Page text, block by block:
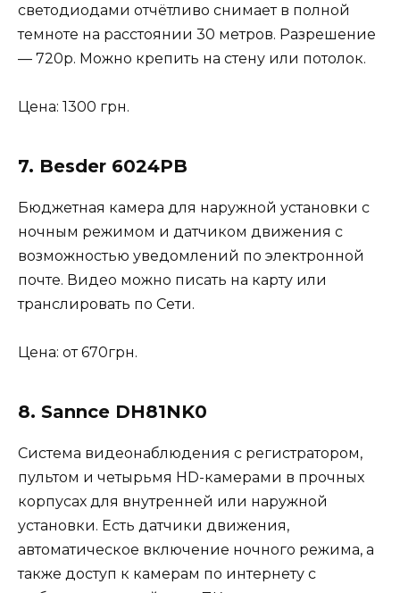
светодиодами отчётливо снимает в полной
темноте на расстоянии 30 метров. Разрешение
— 720p. Можно крепить на стену или потолок.
Цена: 1300 грн.
7. Besder 6024PB
Бюджетная камера для наружной установки с
ночным режимом и датчиком движения с
возможностью уведомлений по электронной
почте. Видео можно писать на карту или
транслировать по Сети.
Цена: от 670грн.
8. Sannce DH81NK0
Система видеонаблюдения с регистратором,
пультом и четырьмя HD-камерами в прочных
корпусах для внутренней или наружной
установки. Есть датчики движения,
автоматическое включение ночного режима, а
также доступ к камерам по интернету с